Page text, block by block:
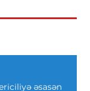
əsasən